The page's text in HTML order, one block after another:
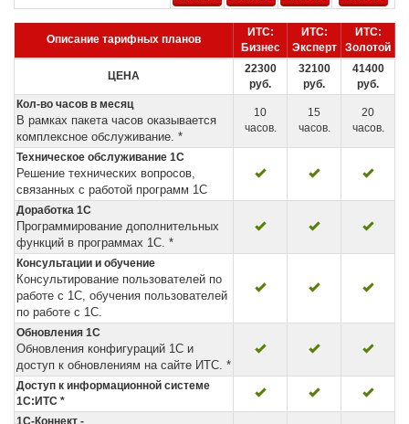
Описание тарифных планов
ИТС:
Бизнес
ИТС:
Эксперт
ИТС:
Золотой
ЦЕНА
22300
руб.
32100
руб.
41400
руб.
Кол-во часов в месяц
В рамках пакета часов оказывается
комплексное обслуживание. *
10
часов.
15
часов.
20
часов.
Техническое обслуживание 1С
Решение технических вопросов,
связанных с работой программ 1С
Доработка 1С
Программирование дополнительных
функций в программах 1С. *
Консультации и обучение
Консультирование пользователей по
работе с 1С, обучения пользователей
по работе с 1С.
Обновления 1С
Обновления конфигураций 1С и
доступ к обновлениям на сайте ИТС. *
Доступ к информационной системе
1С:ИТС *
1С-Коннект -